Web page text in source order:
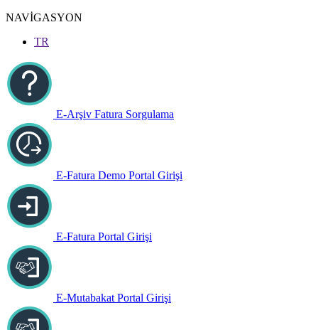
NAVİGASYON
TR
E-Arşiv Fatura Sorgulama
E-Fatura Demo Portal Girişi
E-Fatura Portal Girişi
E-Mutabakat Portal Girişi